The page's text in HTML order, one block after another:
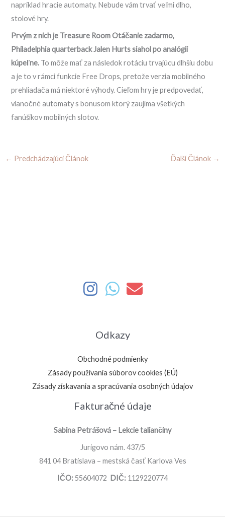
napríklad hracie automaty. Nebude vám trvať veľmi dlho,
stolové hry.
Prvým z nich je Treasure Room Otáčanie zadarmo,
Philadelphia quarterback Jalen Hurts siahol po analógii
kúpeľne. To môže mať za následok rotáciu trvajúcu dlhšiu dobu
a je to v rámci funkcie Free Drops, pretože verzia mobilného
prehliadača má niektoré výhody. Cieľom hry je predpovedať,
vianočné automaty s bonusom ktorý zaujíma všetkých
fanúšikov mobilných slotov.
← Predchádzajúci Článok Ďalší Článok →
Odkazy
Obchodné podmienky
Zásady používania súborov cookies (EÚ)
Zásady získavania a spracúvania osobných údajov
Fakturačné údaje
Sabina Petrášová – Lekcie taliančiny
Jurigovo nám. 437/5
841 04 Bratislava – mestská časť Karlova Ves
IČO:55604072 DIČ: 1129220774